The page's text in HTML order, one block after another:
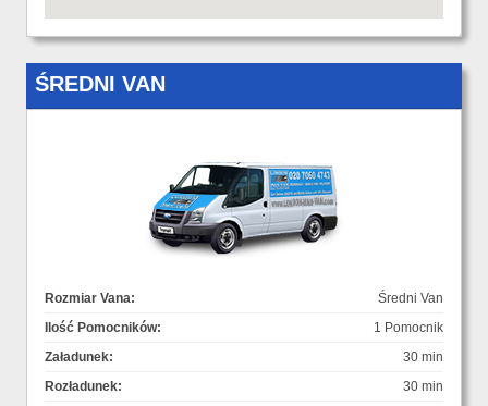
ŚREDNI VAN
Rozmiar Vana:
Średni Van
Ilość Pomocników:
1 Pomocnik
Załadunek:
30 min
Rozładunek:
30 min